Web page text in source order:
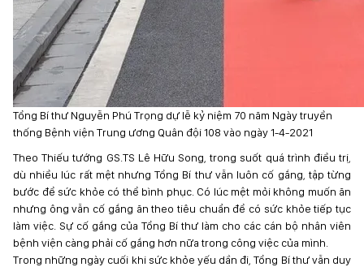
Tổng Bí thư Nguyễn Phú Trọng dự lễ kỷ niệm 70 năm Ngày truyền
thống Bệnh viện Trung ương Quân đội 108 vào ngày 1-4-2021
Theo Thiếu tướng GS.TS Lê Hữu Song, trong suốt quá trình điều trị,
dù nhiều lúc rất mệt nhưng Tổng Bí thư vẫn luôn cố gắng, tập từng
bước để sức khỏe có thể bình phục. Có lúc mệt mỏi không muốn ăn
nhưng ông vẫn cố gắng ăn theo tiêu chuẩn để có sức khỏe tiếp tục
làm việc. Sự cố gắng của Tổng Bí thư làm cho các cán bộ nhân viên
bệnh viện càng phải cố gắng hơn nữa trong công việc của mình.
Trong những ngày cuối khi sức khỏe yếu dần đi, Tổng Bí thư vẫn duy